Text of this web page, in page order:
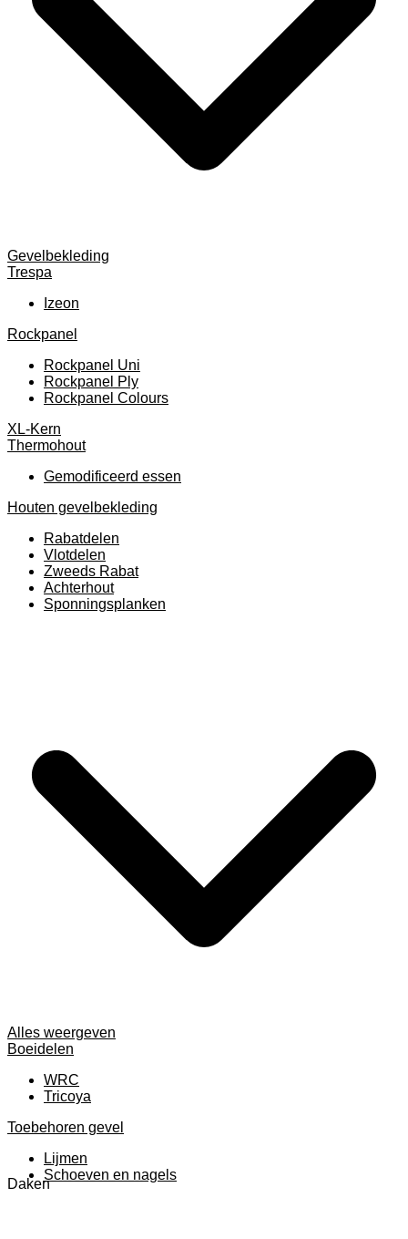
Gevelbekleding
Trespa
Izeon
Rockpanel
Rockpanel Uni
Rockpanel Ply
Rockpanel Colours
XL-Kern
Thermohout
Gemodificeerd essen
Houten gevelbekleding
Rabatdelen
Vlotdelen
Zweeds Rabat
Achterhout
Sponningsplanken
Alles weergeven
Boeidelen
WRC
Tricoya
Toebehoren gevel
Lijmen
Schoeven en nagels
Daken